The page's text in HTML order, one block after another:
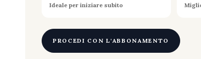
Ideale per iniziare subito
PROCEDI CON L'ABBONAMENTO